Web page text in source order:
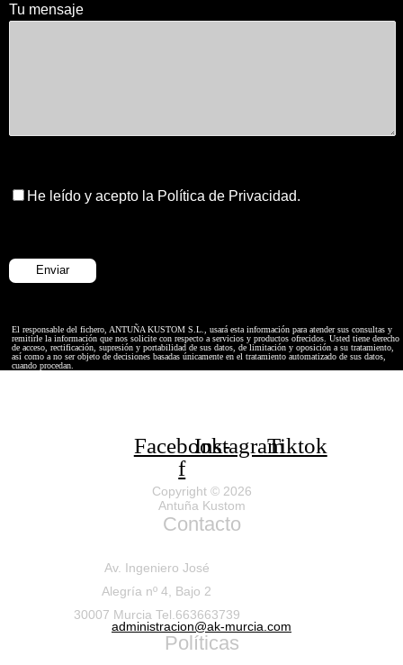
Tu mensaje
He leído y acepto la Política de Privacidad.
El responsable del fichero, ANTUÑA KUSTOM S.L., usará esta información para atender sus consultas y
remitirle la información que nos solicite con respecto a servicios y productos ofrecidos. Usted tiene derecho
de acceso, rectificación, supresión y portabilidad de sus datos, de limitación y oposición a su tratamiento,
así como a no ser objeto de decisiones basadas únicamente en el tratamiento automatizado de sus datos,
cuando procedan.
Facebook-
f
InstagramTiktok
Copyright © 2026
Antuña Kustom
Contacto
Av. Ingeniero José
Alegría nº 4, Bajo 2
30007 Murcia Tel.663663739
administracion@ak-murcia.com
Políticas